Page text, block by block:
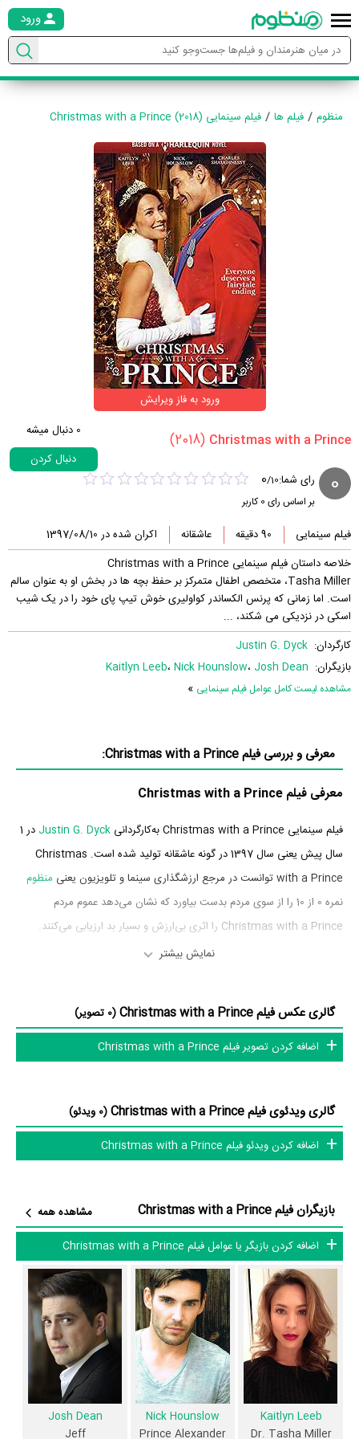
ورود
منظوم فیلم ها فیلم سینمایی Christmas with a Prince (2018)
ورود به فاز ویرایش
(2018)
0 دنبال میشه
دنبال کردن
0 رای شما: 0/10
بر اساس رای 0کاربر
فیلم سینمایی 90 دقیقه عاشقانه
اکران شده در 1397/08/10
خلاصه داستان فیلم سینمایی Christmas with a Prince
Tasha Miller، متخصص اطفال متمرکز بر حفظ بچه ها در بخش او به عنوان سالم
است. اما زمانی که پرنس الکساندر کواولیری خوش تیپ پای خود را در یک شیب
اسکی در نزدیکی می شکند، ...
کارگردان: Justin G. Dyck
بازیگران:
Kaitlyn Leeb، Nick Hounslow، Josh Dean
مشاهده لیست کامل عوامل فیلم سینمایی »
معرفی و بررسی فیلم Christmas with a Prince:
معرفی فیلم Christmas with a Prince
فیلم سینمایی Christmas with a Prince به‌کارگردانی Justin G. Dyck
در 1
سال پیش یعنی سال 1397 در گونه عاشقانه تولید شده است. Christmas
with a Prince توانست در مرجع ارزشگذاری سینما و تلویزیون یعنی
منظوم
نمره 0 از 10 را از سوی مردم بدست بیاورد که نشان می‌دهد عموم مردم
Christmas with a Prince را اثری بی‌ارزش و بسیار بد ارزیابی می‌کنند.
with a Prince بازیگرانی چون
Kaitlyn Leebدر نقش Dr. Tasha Miller،
Nick Hounslow در نقش Prince Alexander،Josh Dean
نقش Amber به ایفای نقش و بازیگری پرداخته‌اند. در فیلم Christmas with
a Prince حدود 10 بازیگر جلوی دوربین رفته‌اند که از نظر تعداد بازیگران
این تعداد بازیگر و مدیریت آنها کار بسیار دشواری بوده است؛ باید بررسی کرد
آیاJustin G. Dyckبه‌عنوان کارگردان و به‌عنوان بازیگردان و همچنین تیم
بازیگری Christmas with a Prince توانسته‌اند در این زمینه موفق باشند و
بازی‌های درخشانی را نمایش دهند؟
از دیگر بازیگران فیلم Christmas with a Prince می‌توان به
Julia
Baldwinدر نقش Mel،Lanette Ware
در نقش Dr. Gonzales و
Anastasia Marininaدر نقش Miranda اشاره کرد.
داستان فیلم Christmas with a Prince
نمایش بیشتر
گالری عکس فیلم Christmas with a Prince
(0 تصویر)
اضافه کردن تصویر فیلم Christmas with a Prince
گالری ویدئوی فیلم Christmas with a Prince
(0 ویدئو)
اضافه کردن ویدئو فیلم Christmas with a Prince
بازیگران فیلم Christmas with a Prince
مشاهده همه
اضافه کردن بازیگر یا عوامل فیلم Christmas with a Prince
Kaitlyn Leeb
Dr. Tasha Miller
Nick Hounslow
Prince Alexander
Josh Dean
Jeff